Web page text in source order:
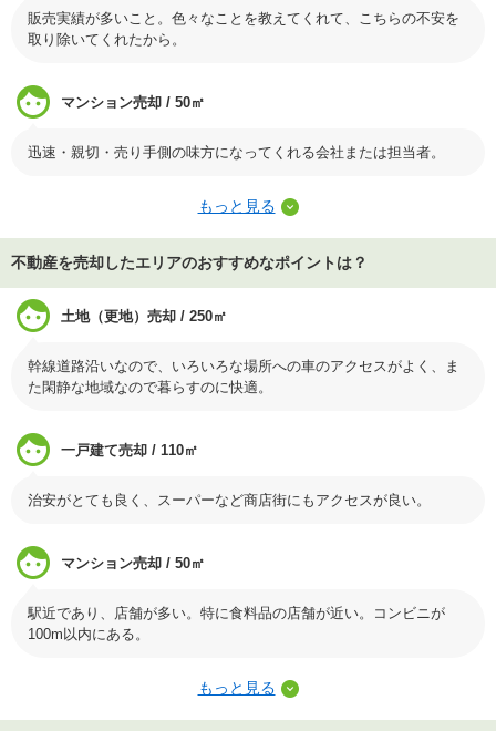
販売実績が多いこと。色々なことを教えてくれて、こちらの不安を
取り除いてくれたから。
マンション売却 / 50㎡
迅速・親切・売り手側の味方になってくれる会社または担当者。
もっと見る
不動産を売却したエリアのおすすめなポイントは？
土地（更地）売却 / 250㎡
幹線道路沿いなので、いろいろな場所への車のアクセスがよく、ま
た閑静な地域なので暮らすのに快適。
一戸建て売却 / 110㎡
治安がとても良く、スーパーなど商店街にもアクセスが良い。
マンション売却 / 50㎡
駅近であり、店舗が多い。特に食料品の店舗が近い。コンビニが
100m以内にある。
もっと見る